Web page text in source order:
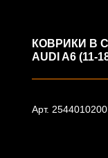
КОВРИКИ В
AUDI A6 (11-
Арт. 2544010200